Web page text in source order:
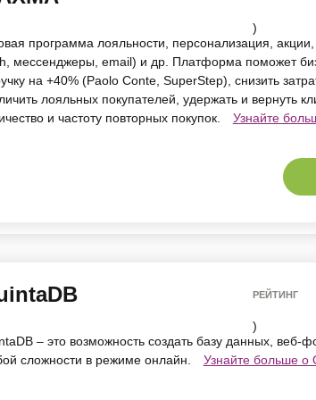
)
программа лояльности, персонализация,
мессенджеры, email) и др. Платформа поможет
на +40% (Paolo Conte, SuperStep), снизить
лояльных покупателей, удержать и вернуть
и частоту повторных покупок.
Узнайте
РЕЙТИНГ
)
– это возможность создать базу данных, веб-
сложности в режиме онлайн.
Узнайте больше о